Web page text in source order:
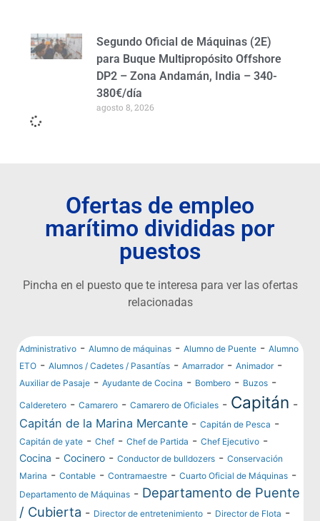
Segundo Oficial de Máquinas (2E)
para Buque Multipropósito Offshore
DP2 – Zona Andamán, India – 340-
380€/día
agosto 8, 2026
Ofertas de empleo
marítimo divididas por
puestos
Pincha en el puesto que te interesa para ver las ofertas
relacionadas
Administrativo -Alumno de máquinas -Alumno de Puente -Alumno
ETO -Alumnos / Cadetes / Pasantías -Amarrador-Animador-
Auxiliar de Pasaje -Ayudante de Cocina - Bombero - Buzos -
Calderetero -Camarero -Camarero de Oficiales - Capitán -
Capitán de la Marina Mercante -Capitán de Pesca -
Capitán de yate -Chef -Chef de Partida -Chef Ejecutivo -
Cocina -Cocinero -Conductor de bulldozers -Conservación
Marina -Contable -Contramaestre -Cuarto Oficial de Máquinas -
Departamento de Máquinas - Departamento de Puente
/ Cubierta - Director de entretenimiento - Director de Flota -